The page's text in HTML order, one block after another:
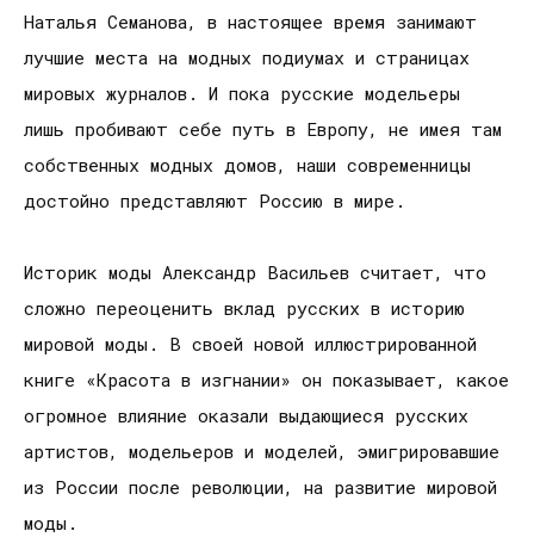
Наталья Семанова, в настоящее время занимают
лучшие места на модных подиумах и страницах
мировых журналов. И пока русские модельеры
лишь пробивают себе путь в Европу, не имея там
собственных модных домов, наши современницы
достойно представляют Россию в мире.
Историк моды Александр Васильев считает, что
сложно переоценить вклад русских в историю
мировой моды. В своей новой иллюстрированной
книге «Красота в изгнании» он показывает, какое
огромное влияние оказали выдающиеся русских
артистов, модельеров и моделей, эмигрировавшие
из России после революции, на развитие мировой
моды.